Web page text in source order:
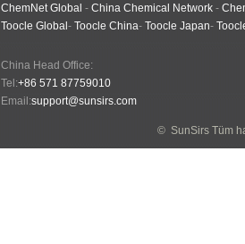
ChemNet Global - China Chemical Network -
Toocle Global - Toocle China- Toocle Japan-
China Head Office:
Tel:+86 571 87759010
Email:support@sunsirs.com
© SunSirs Tüm